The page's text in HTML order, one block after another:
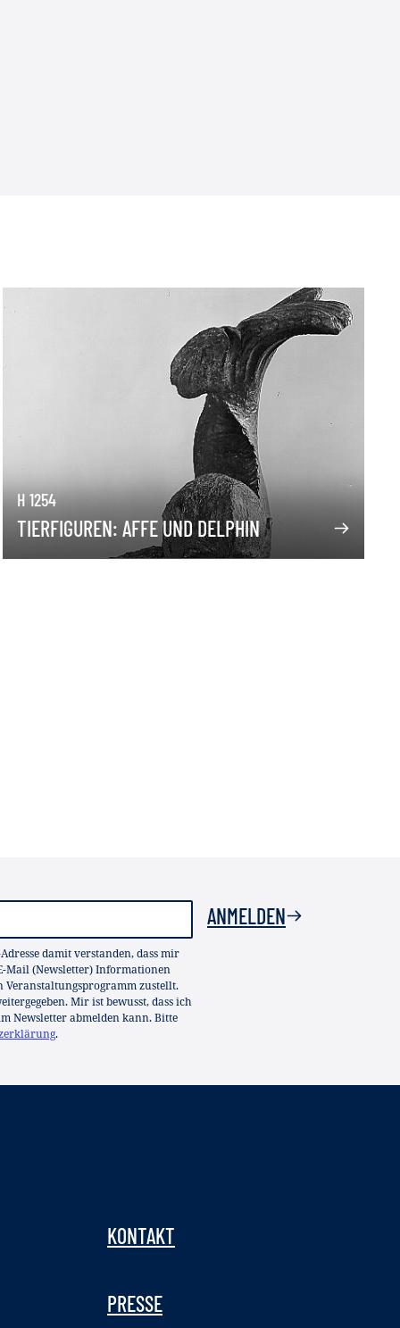
H 1254
TIERFIGUREN: AFFE UND DELPHIN
damit verstanden, dass mir
Mail (Newsletter) Informationen
Veranstaltungsprogramm zustellt.
Mir ist bewusst, dass ich
Newsletter abmelden kann. Bitte
.
ANMELDEN
KONTAKT
PRESSE